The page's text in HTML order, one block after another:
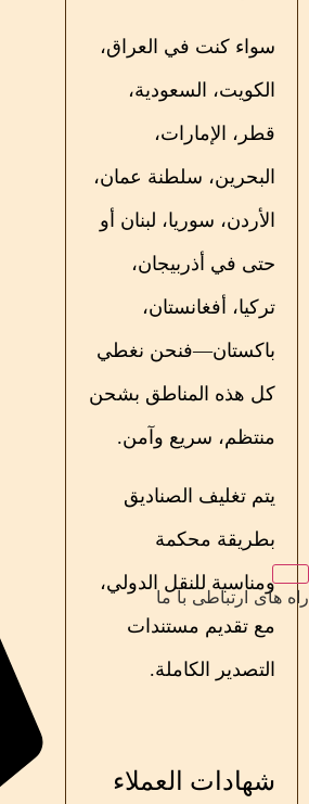
سواء كنت في العراق،
الكويت، السعودية،
قطر، الإمارات،
البحرين، سلطنة عمان،
الأردن، سوريا، لبنان أو
حتى في أذربيجان،
تركيا، أفغانستان،
باكستان—فنحن نغطي
كل هذه المناطق بشحن
منتظم، سريع وآمن.
يتم تغليف الصناديق
بطريقة محكمة
ومناسبة للنقل الدولي،
مع تقديم مستندات
التصدير الكاملة.
شهادات العملاء
راه های ارتباطی با ما